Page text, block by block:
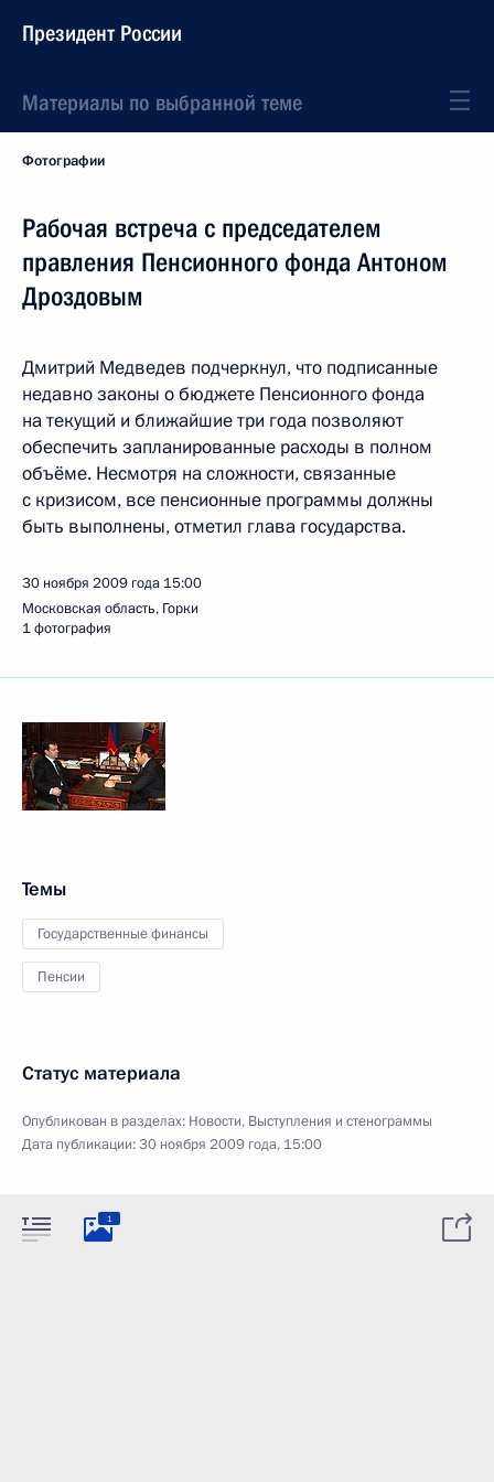
Президент России
Материалы по выбранной теме
Фотографии
Рабочая встреча с председателем
правления Пенсионного фонда Антоном
Дроздовым
Дмитрий Медведев подчеркнул, что подписанные
недавно законы о бюджете Пенсионного фонда
на текущий и ближайшие три года позволяют
обеспечить запланированные расходы в полном
объёме. Несмотря на сложности, связанные
с кризисом, все пенсионные программы должны
быть выполнены, отметил глава государства.
30 ноября 2009 года 15:00
Московская область, Горки
1 фотография
Темы
Государственные финансы
Пенсии
Статус материала
Опубликован в разделах: Новости, Выступления и стенограммы
Дата публикации:30 ноября 2009 года, 15:00
1